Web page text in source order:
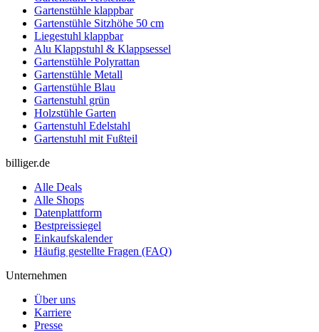
Gartenstühle klappbar
Gartenstühle Sitzhöhe 50 cm
Liegestuhl klappbar
Alu Klappstuhl & Klappsessel
Gartenstühle Polyrattan
Gartenstühle Metall
Gartenstühle Blau
Gartenstuhl grün
Holzstühle Garten
Gartenstuhl Edelstahl
Gartenstuhl mit Fußteil
billiger.de
Alle Deals
Alle Shops
Datenplattform
Bestpreissiegel
Einkaufskalender
Häufig gestellte Fragen (FAQ)
Unternehmen
Über uns
Karriere
Presse